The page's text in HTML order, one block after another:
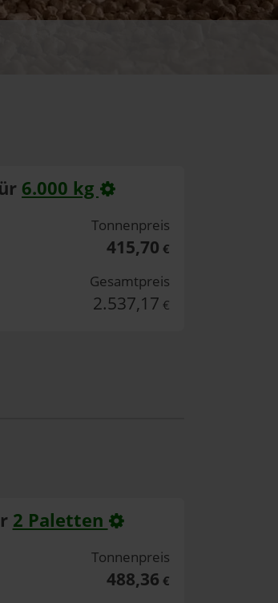
6.000 kg
Tonnenpreis
415,70 €
Gesamtpreis
2.537,17 €
2 Paletten
Tonnenpreis
488,36 €